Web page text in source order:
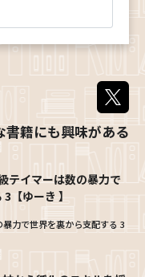
テイマーは数の暴力で
【ゆーき 】
力で世界を裏から支配する 3